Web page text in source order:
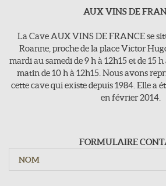
Aux Vins de france
>118, rue Mulsant - 42300
E-Mail : vins-de-
Tel : 04 77 71 16 63
AUX VINS DE
La Cave AUX VINS DE FRANCE se
Roanne, proche de la place Victor
mardi au samedi de 9 h à 12h15 et de 15
matin de 10 h à 12h15. Nous avons
cette cave qui existe depuis 1984. Elle a
en février 2014.
FORMULAIRE